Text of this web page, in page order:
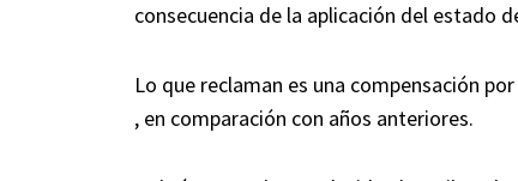
consecuencia de la aplicación del estado
Lo que reclaman es una compensación
, en comparación con años anteriores.